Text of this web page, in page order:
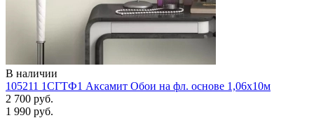
В наличии
105211 1СГТФ1 Аксамит Обои на фл. основе 1,06х10м
2 700 руб.
1 990 руб.